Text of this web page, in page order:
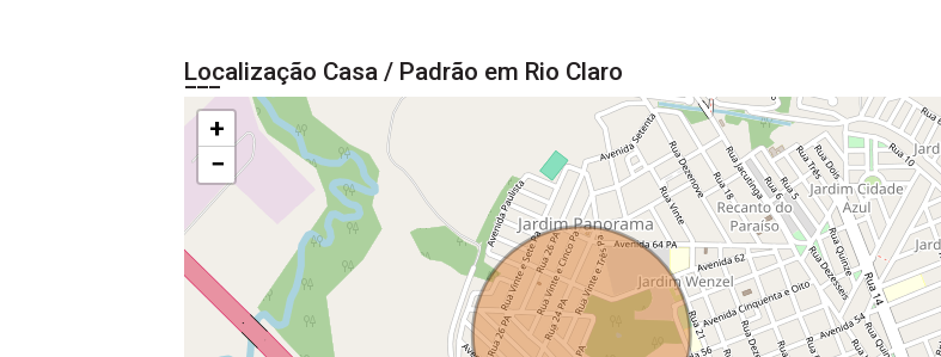
Localização Casa / Padrão em Rio Claro
+
−